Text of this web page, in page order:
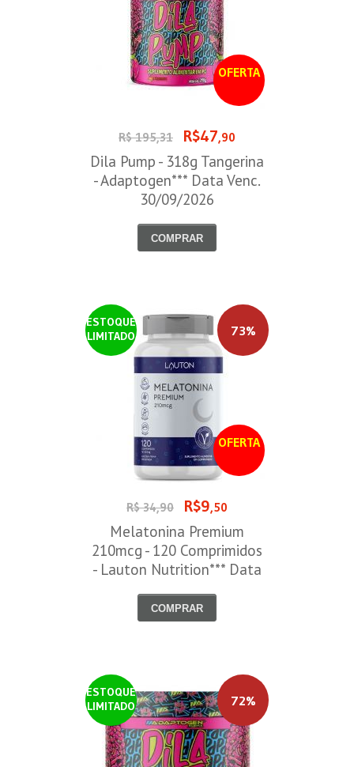
OFERTA
R$ 195,31 R$47,90
Dila Pump - 318g Tangerina
- Adaptogen*** Data Venc.
30/09/2026
COMPRAR
ESTOQUE
LIMITADO
OFERTA
73%
R$ 34,90 R$9,50
Melatonina Premium
210mcg - 120 Comprimidos
- Lauton Nutrition*** Data
COMPRAR
ESTOQUE
LIMITADO
72%